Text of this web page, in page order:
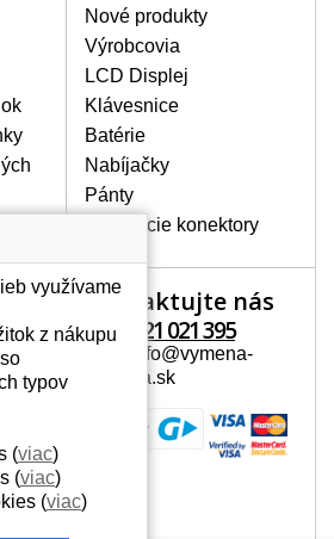
zvislé pruhy, nesvietiaci
alebo nerovnomerný
DISPLEJE NAJVYŠŠEJ
!
držíme len originálne displeje, ktoré
vysokú kvalitu triedy A+ bez chybných
a to po celú dobu záruky.
AKÝ POTREBUJETE
NOTEBOOK?
dohľadať podľa modelu
je uvedený na spodnej
na štítku alebo pod
tiež znázornený na
klávesnici. V prípade,
demontovaný, dohľadáte
označeniu z
nachádza na štítku pri
Nové produkty
Výrobcovia
LCD Displej
Klávesnice
Batérie
Nabíjačky
Pánty
Napájacie konektory
Kontaktujte nás
+421 221 021 395
Mail: info@vymena-
displeja.sk
využívame
z nákupu
typov
(viac)
(viac)
(viac)